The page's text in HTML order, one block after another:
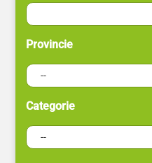
Provincie
Categorie